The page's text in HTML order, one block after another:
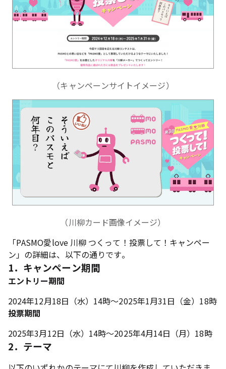
（キャンペーンサイトイメージ）
（川柳カード画像イメージ）
「PASMO愛love 川柳 つくって！投票して！キャンペー
ン」の詳細は、以下の通りです。
1．キャンペーン期間
エントリー期間
2024年12月18日（水）14時～2025年1月31日（金）18時
投票期間
2025年3月12日（水）14時～2025年4月14日（月）18時
2．テーマ